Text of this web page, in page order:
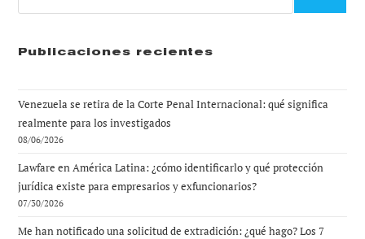
Publicaciones recientes
Venezuela se retira de la Corte Penal Internacional: qué significa
realmente para los investigados
08/06/2026
Lawfare en América Latina: ¿cómo identificarlo y qué protección
jurídica existe para empresarios y exfuncionarios?
07/30/2026
Me han notificado una solicitud de extradición: ¿qué hago? Los 7